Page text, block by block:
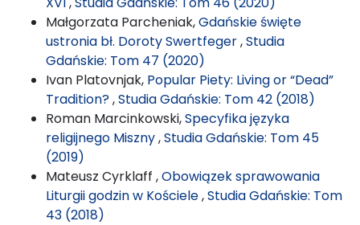
Małgorzata Parcheniak,Gdańskie święte
ustronia bł. Doroty Swertfeger,Studia
Gdańskie: Tom 47 (2020)
Ivan Platovnjak, Popular Piety: Living or “Dead”
Tradition?,Studia Gdańskie: Tom 42 (2018)
Roman Marcinkowski,Specyfika języka
religijnego Miszny,Studia Gdańskie: Tom 45
(2019)
Mateusz Cyrklaff ,Obowiązek sprawowania
Liturgii godzin w Kościele,Studia Gdańskie: Tom
43 (2018)